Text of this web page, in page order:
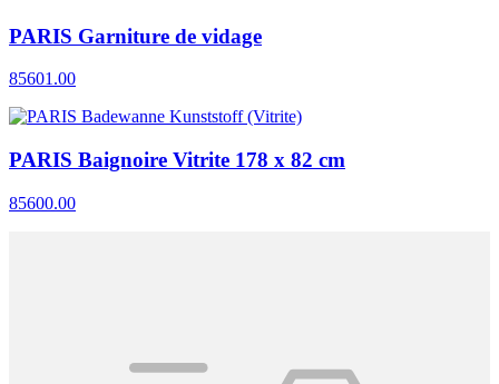
PARIS Garniture de vidage
85601.00
PARIS Baignoire Vitrite 178 x 82 cm
85600.00